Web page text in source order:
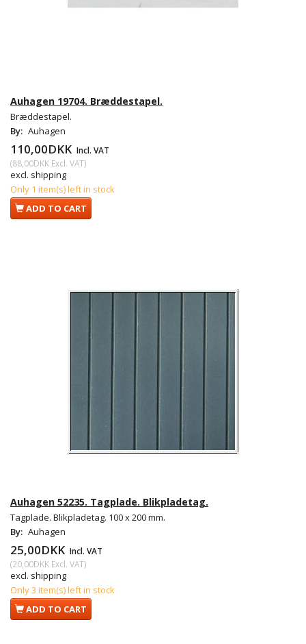
Auhagen 19704. Bræddestapel.
Bræddestapel.
By: Auhagen
110,00DKK Incl. VAT
(88,00DKK Excl. VAT)
excl. shipping
Only 1 item(s) left in stock
ADD TO CART
Auhagen 52235. Tagplade. Blikpladetag.
Tagplade. Blikpladetag. 100 x 200 mm.
By: Auhagen
25,00DKK Incl. VAT
(20,00DKK Excl. VAT)
excl. shipping
Only 3 item(s) left in stock
ADD TO CART